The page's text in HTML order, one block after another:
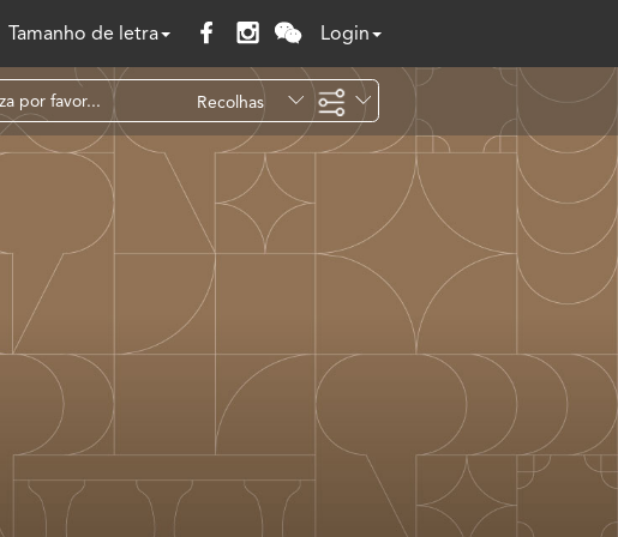
Tamanho de letra Login
Recolhas
Temáticas
Todo o site